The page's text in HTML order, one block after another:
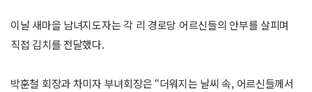
이날 새마을 남녀지도자는 각 리 경로당 어르신들의 안부를 살피며
직접 김치를 전달했다.
박훈철 회장과 차미자 부녀회장은 “더워지는 날씨 속, 어르신들께서